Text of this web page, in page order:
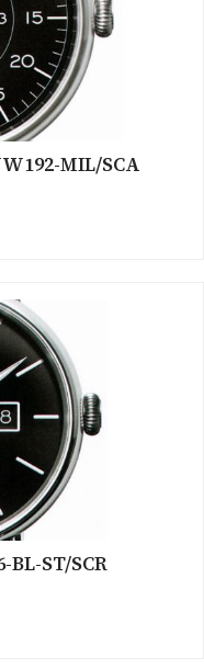
MIL/SCA
BL-ST/SCR